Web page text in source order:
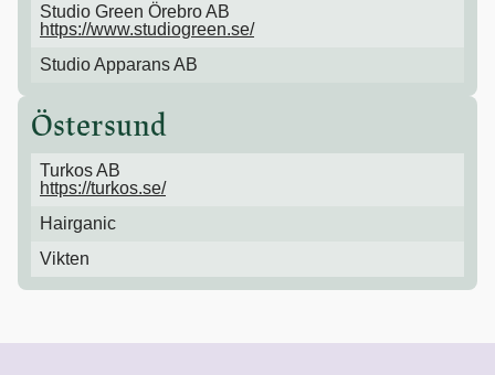
Studio Green Örebro AB
https://www.studiogreen.se/
Studio Apparans AB
Östersund
Turkos AB
https://turkos.se/
Hairganic
Vikten